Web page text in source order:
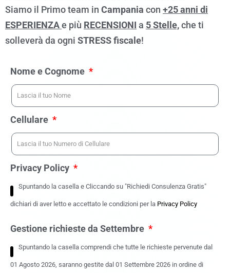
Siamo il Primo team in Campania con +25 anni di
ESPERIENZAe più RECENSIONI a 5 Stelle,che ti
solleverà da ogni STRESS fiscale!
Nome e Cognome
Cellulare
Privacy Policy
Spuntando la casella e Cliccando su "Richiedi Consulenza Gratis"
dichiari di aver letto e accettato le condizioni per la Privacy Policy
Gestione richieste da Settembre
Spuntando la casella comprendi che tutte le richieste pervenute dal
01 Agosto 2026, saranno gestite dal 01 Settembre 2026 in ordine di